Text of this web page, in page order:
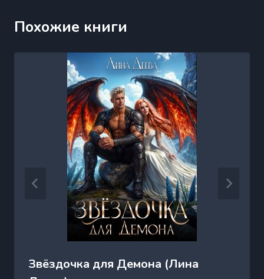
Похожие книги
Звёздочка для Демона (Лина